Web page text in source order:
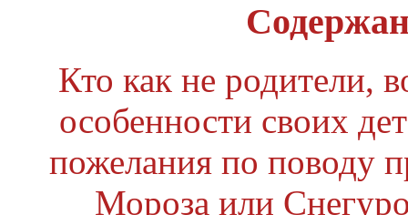
Кто как не родители,
особенности своих
пожелания по поводу
Мороза или